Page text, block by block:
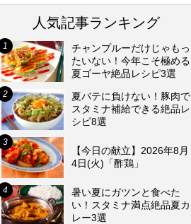
人気記事ランキング
チャンプルーだけじゃもっ
たいない！今年こそ極める
夏ゴーヤ絶品レシピ3選
夏バテに負けない！豚肉で
スタミナ補給できる絶品レ
シピ8選
【今日の献立】2026年8月
4日(火)「酢鶏」
暑い夏にガツンと食べた
い！スタミナ満点絶品夏カ
レー3選